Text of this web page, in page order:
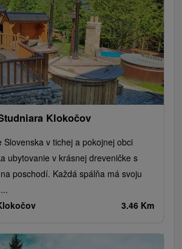
Klokočov
Slovenska v tichej a pokojnej obci
ubytovanie v krásnej dreveničke s
poschodí. Každá spálňa má svoju
3.46 Km